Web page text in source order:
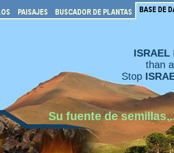
ISRAEL
than
Stop
Su fuente de